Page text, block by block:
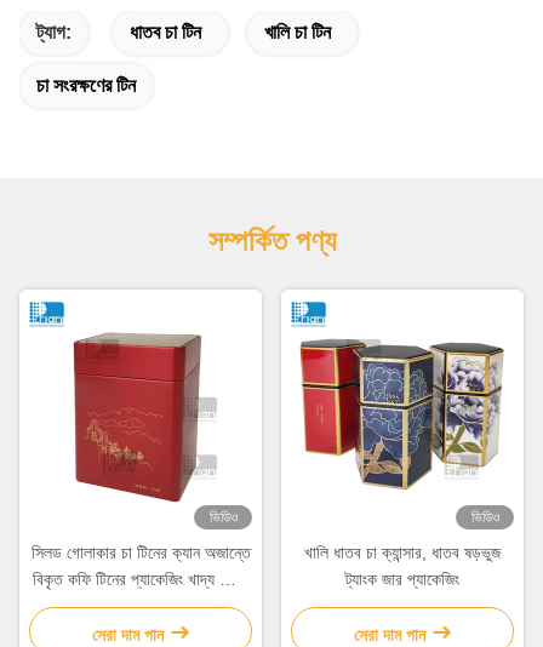
ট্যাগ: ধাতব চা টিন খালি চা টিন
চা সংরক্ষণের টিন
সম্পর্কিত পণ্য
ভিডিও
সিলড গোলাকার চা টিনের ক্যান অজান্তে
বিকৃত কফি টিনের প্যাকেজিং খাদ্য গ্রেড
কভার
সেরা দাম পান
ভিডিও
খালি ধাতব চা ক্যান্সার, ধাতব ষড়ভুজ
ট্যাংক জার প্যাকেজিং
সেরা দাম পান